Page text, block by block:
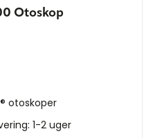
Otoskop
otoskoper
1-2 uger